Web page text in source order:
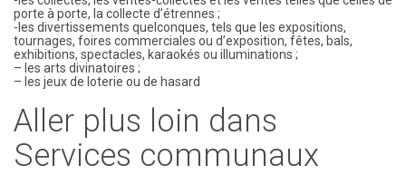
porte à porte, la collecte d’étrennes ;
-les divertissements quelconques, tels que les expositions,
tournages, foires commerciales ou d’exposition, fêtes, bals,
exhibitions, spectacles, karaokés ou illuminations ;
– les arts divinatoires ;
– les jeux de loterie ou de hasard
Aller plus loin dans
Services communaux